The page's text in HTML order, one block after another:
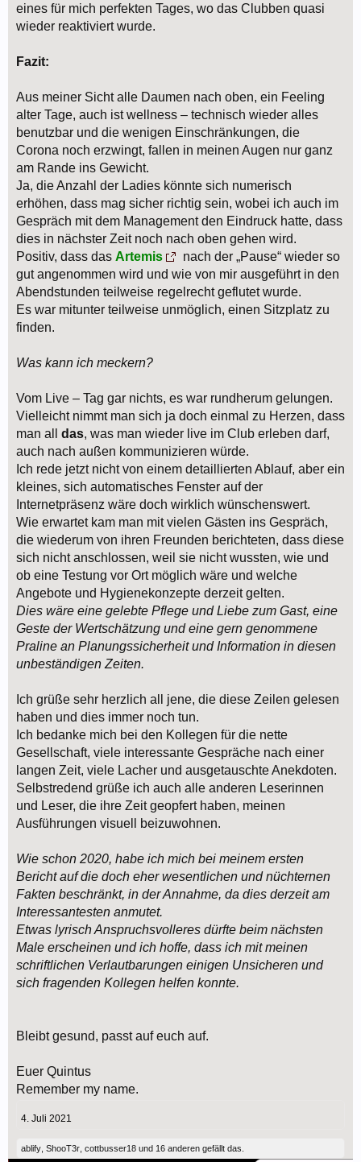
eines für mich perfekten Tages, wo das Clubben quasi
wieder reaktiviert wurde.
Fazit:
Aus meiner Sicht alle Daumen nach oben, ein Feeling
alter Tage, auch ist wellness – technisch wieder alles
benutzbar und die wenigen Einschränkungen, die
Corona noch erzwingt, fallen in meinen Augen nur ganz
am Rande ins Gewicht.
Ja, die Anzahl der Ladies könnte sich numerisch
erhöhen, dass mag sicher richtig sein, wobei ich auch im
Gespräch mit dem Management den Eindruck hatte, dass
dies in nächster Zeit noch nach oben gehen wird.
Positiv, dass das Artemis
nach der „Pause“ wieder so
gut angenommen wird und wie von mir ausgeführt in den
Abendstunden teilweise regelrecht geflutet wurde.
Es war mitunter teilweise unmöglich, einen Sitzplatz zu
finden.
Was kann ich meckern?
Vom Live – Tag gar nichts, es war rundherum gelungen.
Vielleicht nimmt man sich ja doch einmal zu Herzen, dass
man all das, was man wieder live im Club erleben darf,
auch nach außen kommunizieren würde.
Ich rede jetzt nicht von einem detaillierten Ablauf, aber ein
kleines, sich automatisches Fenster auf der
Internetpräsenz wäre doch wirklich wünschenswert.
Wie erwartet kam man mit vielen Gästen ins Gespräch,
die wiederum von ihren Freunden berichteten, dass diese
sich nicht anschlossen, weil sie nicht wussten, wie und
ob eine Testung vor Ort möglich wäre und welche
Angebote und Hygienekonzepte derzeit gelten.
Dies wäre eine gelebte Pflege und Liebe zum Gast, eine
Geste der Wertschätzung und eine gern genommene
Praline an Planungssicherheit und Information in diesen
unbeständigen Zeiten.
Ich grüße sehr herzlich all jene, die diese Zeilen gelesen
haben und dies immer noch tun.
Ich bedanke mich bei den Kollegen für die nette
Gesellschaft, viele interessante Gespräche nach einer
langen Zeit, viele Lacher und ausgetauschte Anekdoten.
Selbstredend grüße ich auch alle anderen Leserinnen
und Leser, die ihre Zeit geopfert haben, meinen
Ausführungen visuell beizuwohnen.
Wie schon 2020, habe ich mich bei meinem ersten
Bericht auf die doch eher wesentlichen und nüchternen
Fakten beschränkt, in der Annahme, da dies derzeit am
Interessantesten anmutet.
Etwas lyrisch Anspruchsvolleres dürfte beim nächsten
Male erscheinen und ich hoffe, dass ich mit meinen
schriftlichen Verlautbarungen einigen Unsicheren und
sich fragenden Kollegen helfen konnte.
Bleibt gesund, passt auf euch auf.
Euer Quintus
Remember my name.
4. Juli 2021
ablify ShooT3r cottbusser18 und 16 anderen gefällt das.